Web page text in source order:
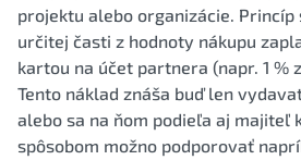
projektu alebo organizácie. Princíp
určitej časti z hodnoty nákupu
kartou na účet partnera (napr. 1 %
Tento náklad znáša buď len
alebo sa na ňom podieľa aj majiteľ
spôsobom možno podporovať